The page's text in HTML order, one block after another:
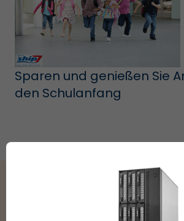
Sparen und genießen Sie
den Schulanfang